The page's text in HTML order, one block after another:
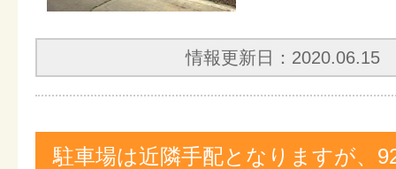
情報更新日：2020.06.15
駐車場は近隣手配となりますが、